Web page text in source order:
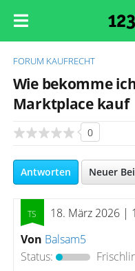
FORUM KAUFRECHT
Wie bekomme
Marktplace kauf
0
Antworten Neuer
18. März 2026 |
Von Balsam5
Status: